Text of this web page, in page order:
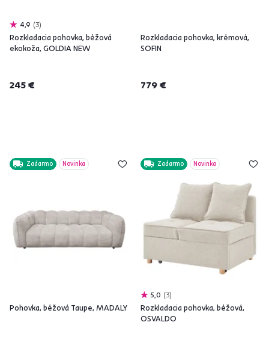
4,9 3
Rozkladacia pohovka, béžová
ekokoža, GOLDIA NEW
245 €
Rozkladacia pohovka, krémová,
SOFIN
779 €
Zadarmo Novinka
Pohovka, béžová Taupe, MADALY
Zadarmo Novinka
5,0 3
Rozkladacia pohovka, béžová,
OSVALDO